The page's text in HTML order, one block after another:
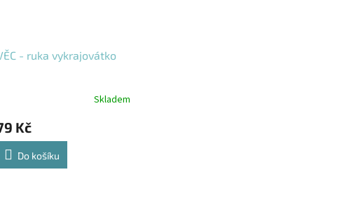
- ruka vykrajovátko
Skladem
Kč
Do košíku